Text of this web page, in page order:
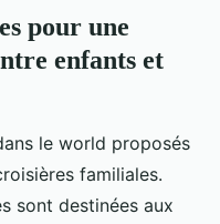
pour une
enfants et
le world proposés
familiales.
sont destinées aux